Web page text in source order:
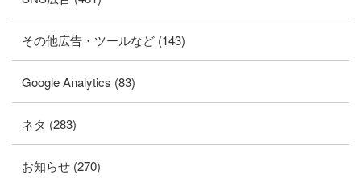
その他広告・ツールなど (143)
Google Analytics (83)
ネタ (283)
お知らせ (270)